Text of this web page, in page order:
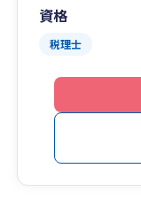
資格
税理士